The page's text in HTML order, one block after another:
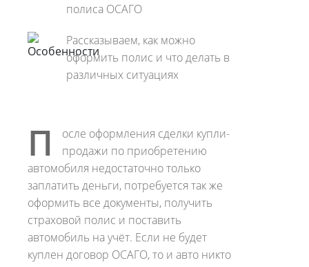
полиса ОСАГО
Рассказываем, как можно
оформить полис и что делать в
различных ситуациях
П
осле оформления сделки купли-
продажи по приобретению
автомобиля недостаточно только
заплатить деньги, потребуется так же
оформить все документы, получить
страховой полис и поставить
автомобиль на учёт. Если не будет
куплен договор ОСАГО, то и авто никто